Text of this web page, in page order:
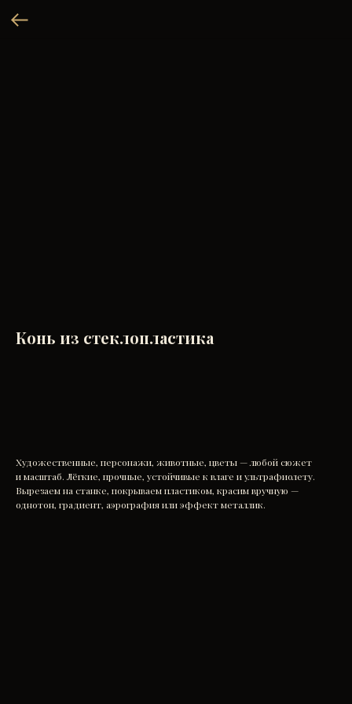
Конь из стеклопластика
Художественные, персонажи, животные, цветы — любой сюжет
и масштаб. Лёгкие, прочные, устойчивые к влаге и ультрафиолету.
Вырезаем на станке, покрываем пластиком, красим вручную —
однотон, градиент, аэрография или эффект металлик.